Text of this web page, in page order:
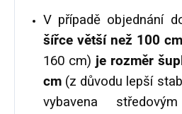
V případě objednání
šířce větší než 100 cm
160 cm) je rozměr
cm (z důvodu lepší
vybavena